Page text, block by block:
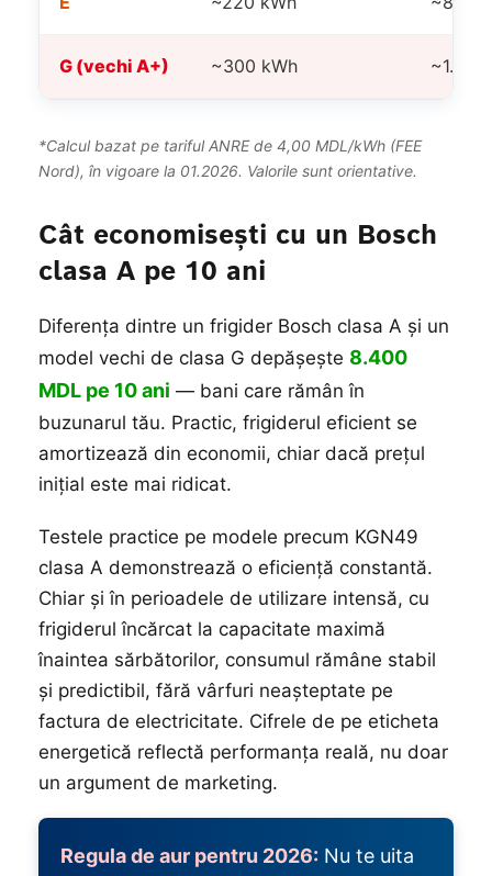
G (vechi A+) ~300 kWh ~1.200
*Calcul bazat pe tariful ANRE de 4,00 MDL/kWh (FEE
Nord), în vigoare la 01.2026. Valorile sunt orientative.
Cât economisești cu un Bosch
clasa A pe 10 ani
Diferența dintre un frigider Bosch clasa A și un
model vechi de clasa G depășește 8.400
MDL pe 10 ani — bani care rămân în
buzunarul tău. Practic, frigiderul eficient se
amortizează din economii, chiar dacă prețul
inițial este mai ridicat.
Testele practice pe modele precum KGN49
clasa A demonstrează o eficiență constantă.
Chiar și în perioadele de utilizare intensă, cu
frigiderul încărcat la capacitate maximă
înaintea sărbătorilor, consumul rămâne stabil
și predictibil, fără vârfuri neașteptate pe
factura de electricitate. Cifrele de pe eticheta
energetică reflectă performanța reală, nu doar
un argument de marketing.
Regula de aur pentru 2026: Nu te uita